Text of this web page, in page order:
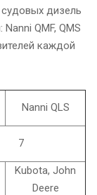
дизель
QMF, QMS
каждой
Nanni QLS
7
Kubota, John
Deere